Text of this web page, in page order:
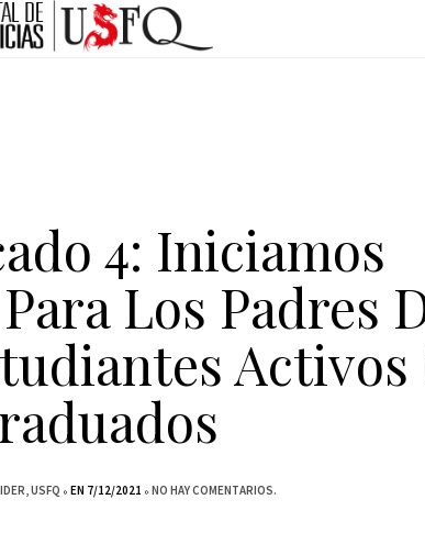
4: Iniciamos
Los Padres
Activos
USFQ EN 7/12/2021 NO HAY COMENTARIOS.